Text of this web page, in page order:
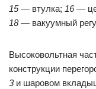
15— втулка; 16—
18— вакуумный
Высоковольтная
конструкции
3и шаровом